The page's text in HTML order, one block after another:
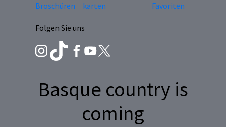
Broschüren
karten
Favoriten
Folgen Sie uns
Basque country is
coming